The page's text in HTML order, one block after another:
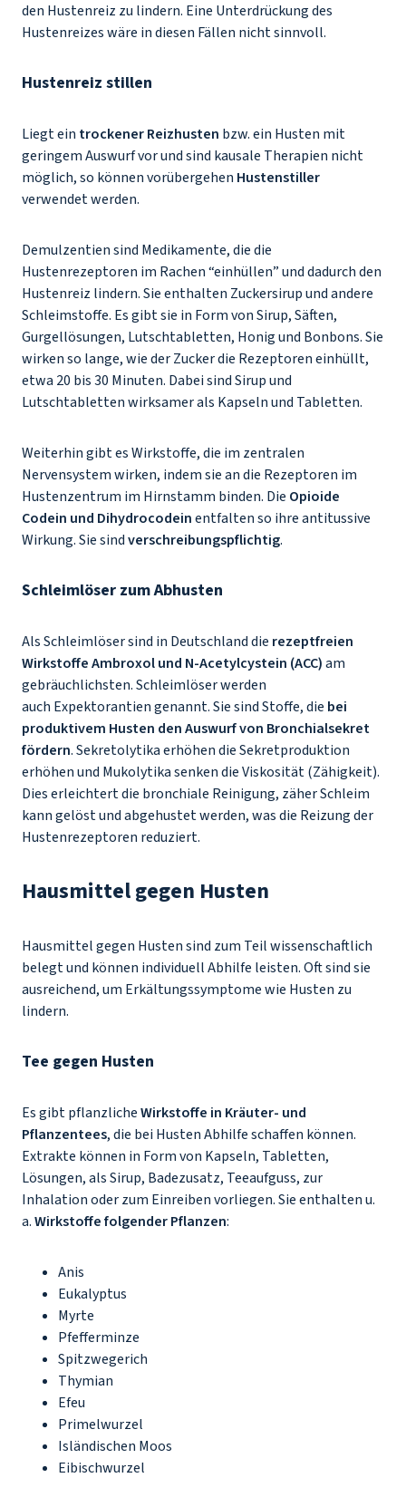
den Hustenreiz zu lindern. Eine Unterdrückung des
Hustenreizes wäre in diesen Fällen nicht sinnvoll.
Hustenreiz stillen
Liegt ein trockener Reizhusten bzw. ein Husten mit
geringem Auswurf vor und sind kausale Therapien nicht
möglich, so können vorübergehen Hustenstiller
verwendet werden.
Demulzentien sind Medikamente, die die
Hustenrezeptoren im Rachen “einhüllen” und dadurch den
Hustenreiz lindern. Sie enthalten Zuckersirup und andere
Schleimstoffe. Es gibt sie in Form von Sirup, Säften,
Gurgellösungen, Lutschtabletten, Honig und Bonbons. Sie
wirken so lange, wie der Zucker die Rezeptoren einhüllt,
etwa 20 bis 30 Minuten. Dabei sind Sirup und
Lutschtabletten wirksamer als Kapseln und Tabletten.
Weiterhin gibt es Wirkstoffe, die im zentralen
Nervensystem wirken, indem sie an die Rezeptoren im
Hustenzentrum im Hirnstamm binden. Die Opioide
Codein und Dihydrocodeinentfalten so ihre antitussive
Wirkung. Sie sindverschreibungspflichtig.
Schleimlöser zum Abhusten
Als Schleimlöser sind in Deutschland die rezeptfreien
Wirkstoffe Ambroxol und N-Acetylcystein (ACC)am
gebräuchlichsten. Schleimlöser werden
auch Expektorantien genannt. Sie sind Stoffe, die bei
produktivem Husten den Auswurf von Bronchialsekret
fördern. Sekretolytika erhöhen die Sekretproduktion
erhöhen und Mukolytika senken die Viskosität (Zähigkeit).
Dies erleichtert die bronchiale Reinigung, zäher Schleim
kann gelöst und abgehustet werden, was die Reizung der
Hustenrezeptoren reduziert.
Hausmittel gegen Husten
Hausmittel gegen Husten sind zum Teil wissenschaftlich
belegt und können individuell Abhilfe leisten. Oft sind sie
ausreichend, um Erkältungssymptome wie Husten zu
lindern.
Tee gegen Husten
Es gibt pflanzlicheWirkstoffe in Kräuter- und
Pflanzentees, die bei Husten Abhilfe schaffen können.
Extrakte können in Form von Kapseln, Tabletten,
Lösungen, als Sirup, Badezusatz, Teeaufguss, zur
Inhalation oder zum Einreiben vorliegen. Sie enthalten u.
a.Wirkstoffe folgender Pflanzen:
Anis
Eukalyptus
Myrte
Pfefferminze
Spitzwegerich
Thymian
Efeu
Primelwurzel
Isländischen Moos
Eibischwurzel